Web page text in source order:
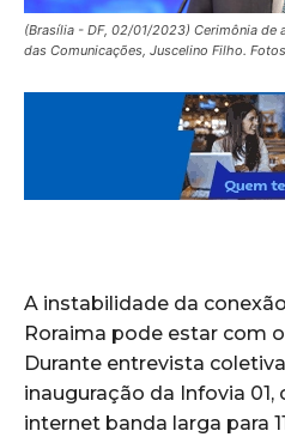
(Brasília - DF, 02/01/2023) Cerimônia de
das Comunicações, Juscelino Filho.
A instabilidade da
Roraima pode estar com
Durante entrevista
inauguração da Infovia 01,
internet banda larga para